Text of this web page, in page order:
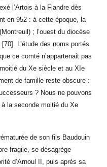
l’Artois à la Flandre dès
en 952 : à cette époque, la
; l’ouest du diocèse
L’étude des noms portés
ce comté n’appartenait pas
du Xe siècle et au XIe
de famille reste obscure :
? Nous ne pouvons
à la seconde moitié du Xe
de son fils Baudouin
fragile, se désagrège
d’Arnoul II, puis après sa